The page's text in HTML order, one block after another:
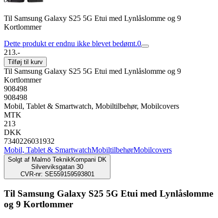
Til Samsung Galaxy S25 5G Etui med Lynlåslomme og 9
Kortlommer
Dette produkt er endnu ikke blevet bedømt.0
213.-
Tilføj til kurv
Til Samsung Galaxy S25 5G Etui med Lynlåslomme og 9
Kortlommer
908498
908498
Mobil, Tablet & Smartwatch, Mobiltilbehør, Mobilcovers
MTK
213
DKK
7340226031932
Mobil, Tablet & SmartwatchMobiltilbehørMobilcovers
Solgt af Malmö TeknikKompani DK
Silverviksgatan 30
CVR-nr: SE559159593801
Til Samsung Galaxy S25 5G Etui med Lynlåslomme
og 9 Kortlommer